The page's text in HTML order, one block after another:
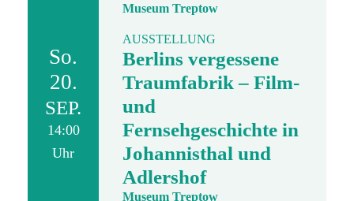
Museum Treptow
So.
20.
SEP.
14:00
Uhr
AUSSTELLUNG
Berlins vergessene
Traumfabrik – Film-
und
Fernsehgeschichte in
Johannisthal und
Adlershof
Museum Treptow